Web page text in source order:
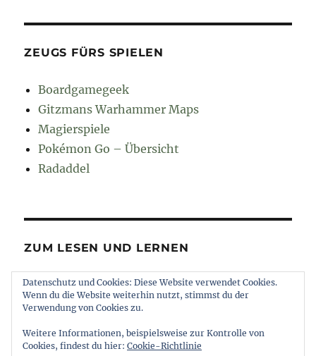
ZEUGS FÜRS SPIELEN
Boardgamegeek
Gitzmans Warhammer Maps
Magierspiele
Pokémon Go – Übersicht
Radaddel
ZUM LESEN UND LERNEN
Euroncap
Tong
Datenschutz und Cookies: Diese Website verwendet Cookies.
Wenn du die Website weiterhin nutzt, stimmst du der
Verwendung von Cookies zu.
Weitere Informationen, beispielsweise zur Kontrolle von
Cookies, findest du hier: Cookie-Richtlinie